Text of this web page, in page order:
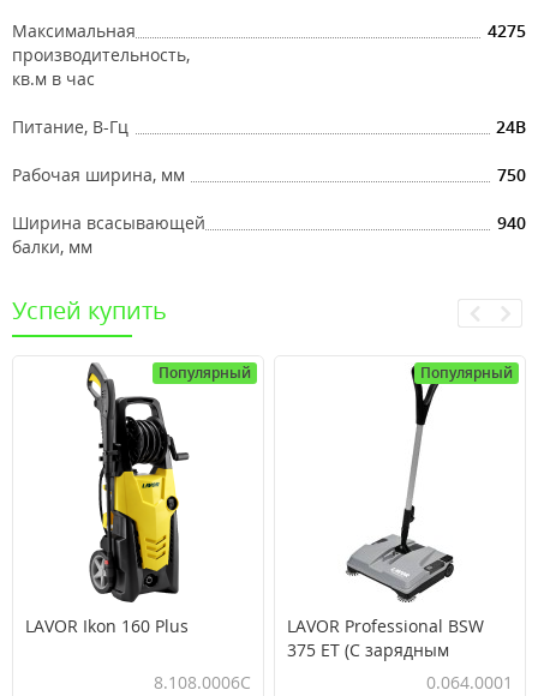
Максимальная
производительность,
кв.м в час
4275
Питание, В-Гц 24В
Рабочая ширина, мм 750
Ширина всасывающей
балки, мм
940
Успей купить
Популярный
LAVOR Ikon 160 Plus
8.108.0006C
Популярный
LAVOR Professional BSW
375 ET (С зарядным
устройством и АКБ)0.064.0001